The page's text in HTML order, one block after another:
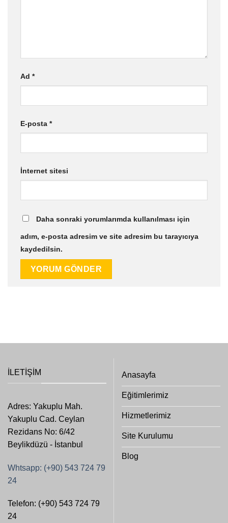
Ad *
E-posta *
İnternet sitesi
Daha sonraki yorumlarımda kullanılması için
adım, e-posta adresim ve site adresim bu tarayıcıya
kaydedilsin.
İLETIŞIM
Adres: Yakuplu Mah.
Yakuplu Cad. Ceylan
Rezidans No: 6/42
Beylikdüzü - İstanbul
Whtsapp: (+90) 543 724 79
24
Telefon: (+90) 543 724 79
24
Anasayfa
Eğitimlerimiz
Hizmetlerimiz
Site Kurulumu
Blog